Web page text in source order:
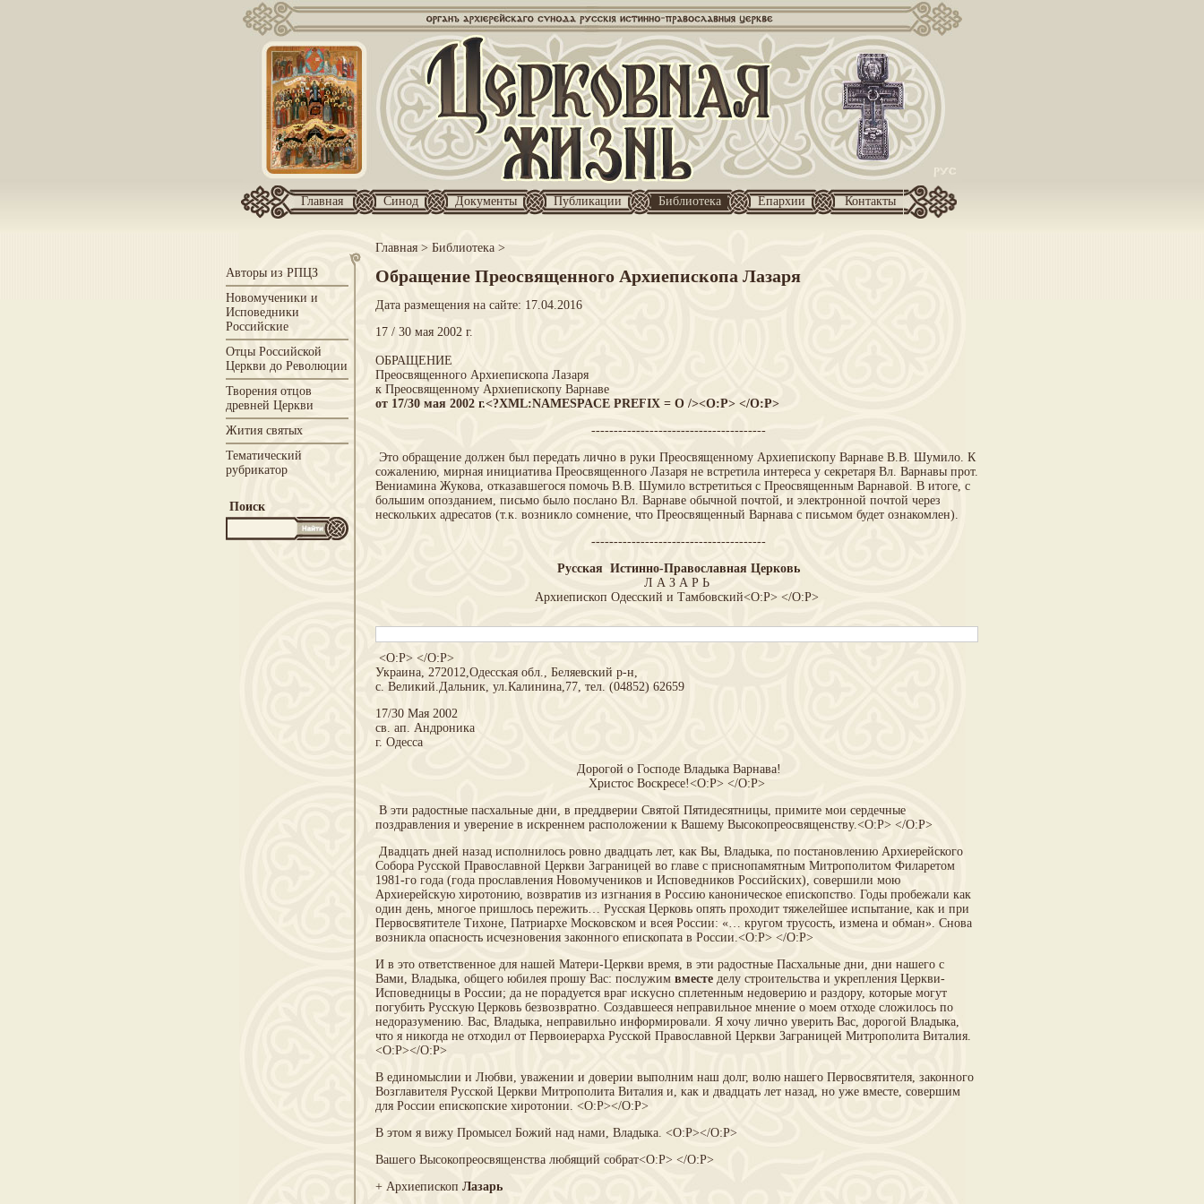
Главная Синод Документы Публикации Библиотека Епархии Контакты
Главная> Библиотека >
Авторы из РПЦЗ
Новомученики и
Исповедники
Российские
Отцы Российской
Церкви до Революции
Творения отцов
древней Церкви
Жития святых
Тематический
рубрикатор
Поиск
Обращение Преосвященного Архиепископа Лазаря
Дата размещения на сайте: 17.04.2016
17 / 30 мая 2002 г.
ОБРАЩЕНИЕ
Преосвященного Архиепископа Лазаря
к Преосвященному Архиепископу Варнаве
от 17/30 мая 2002 г.<?XML:NAMESPACE PREFIX = O /><O:P> </O:P>
---------------------------------------
Это обращение должен был передать лично в руки Преосвященному Архиепископу Варнаве В.В. Шумило. К
сожалению, мирная инициатива Преосвященного Лазаря не встретила интереса у секретаря Вл. Варнавы прот.
Вениамина Жукова, отказавшегося помочь В.В. Шумило встретиться с Преосвященным Варнавой. В итоге, с
большим опозданием, письмо было послано Вл. Варнаве обычной почтой, и электронной почтой через
нескольких адресатов (т.к. возникло сомнение, что Преосвященный Варнава с письмом будет ознакомлен).
---------------------------------------
Русская Истинно-Православная Церковь
Л А З А Р Ь
Архиепископ Одесский и Тамбовский<O:P> </O:P>
<O:P> </O:P>
Украина, 272012,Одесская обл., Беляевский р-н,
с. Великий.Дальник, ул.Калинина,77, тел. (04852) 62659
17/30 Мая 2002
св. ап. Андроника
г. Одесса
Дорогой о Господе Владыка Варнава!
Христос Воскресе!<O:P> </O:P>
В эти радостные пасхальные дни, в преддверии Святой Пятидесятницы, примите мои сердечные
поздравления и уверение в искреннем расположении к Вашему Высокопреосвященству.<O:P> </O:P>
Двадцать дней назад исполнилось ровно двадцать лет, как Вы, Владыка, по постановлению Архиерейского
Собора Русской Православной Церкви Заграницей во главе с приснопамятным Митрополитом Филаретом
1981-го года (года прославления Новомучеников и Исповедников Российских), совершили мою
Архиерейскую хиротонию, возвратив из изгнания в Россию каноническое епископство. Годы пробежали как
один день, многое пришлось пережить… Русская Церковь опять проходит тяжелейшее испытание, как и при
Первосвятителе Тихоне, Патриархе Московском и всея России: «… кругом трусость, измена и обман». Снова
возникла опасность исчезновения законного епископата в России.<O:P> </O:P>
И в это ответственное для нашей Матери-Церкви время, в эти радостные Пасхальные дни, дни нашего с
Вами, Владыка, общего юбилея прошу Вас: послужим вместе делу строительства и укрепления Церкви-
Исповедницы в России; да не порадуется враг искусно сплетенным недоверию и раздору, которые могут
погубить Русскую Церковь безвозвратно. Создавшееся неправильное мнение о моем отходе сложилось по
недоразумению. Вас, Владыка, неправильно информировали. Я хочу лично уверить Вас, дорогой Владыка,
что я никогда не отходил от Первоиерарха Русской Православной Церкви Заграницей Митрополита Виталия.
<O:P></O:P>
В единомыслии и Любви, уважении и доверии выполним наш долг, волю нашего Первосвятителя, законного
Возглавителя Русской Церкви Митрополита Виталия и, как и двадцать лет назад, но уже вместе, совершим
для России епископские хиротонии. <O:P></O:P>
В этом я вижу Промысел Божий над нами, Владыка. <O:P></O:P>
Вашего Высокопреосвященства любящий собрат<O:P> </O:P>
+ Архиепископ Лазарь